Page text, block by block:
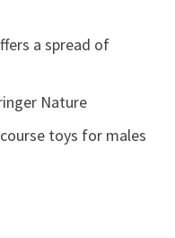
a spread of
Nature
toys for males